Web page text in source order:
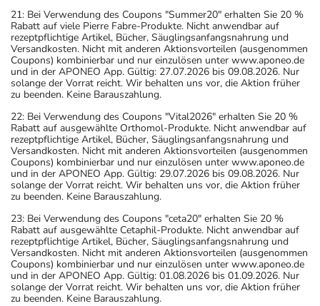
21: Bei Verwendung des Coupons "Summer20" erhalten Sie 20 %
Rabatt auf viele Pierre Fabre-Produkte. Nicht anwendbar auf
rezeptpflichtige Artikel, Bücher, Säuglingsanfangsnahrung und
Versandkosten. Nicht mit anderen Aktionsvorteilen (ausgenommen
Coupons) kombinierbar und nur einzulösen unter www.aponeo.de
und in der APONEO App. Gültig: 27.07.2026 bis 09.08.2026. Nur
solange der Vorrat reicht. Wir behalten uns vor, die Aktion früher
zu beenden. Keine Barauszahlung.
22: Bei Verwendung des Coupons "Vital2026" erhalten Sie 20 %
Rabatt auf ausgewählte Orthomol-Produkte. Nicht anwendbar auf
rezeptpflichtige Artikel, Bücher, Säuglingsanfangsnahrung und
Versandkosten. Nicht mit anderen Aktionsvorteilen (ausgenommen
Coupons) kombinierbar und nur einzulösen unter www.aponeo.de
und in der APONEO App. Gültig: 29.07.2026 bis 09.08.2026. Nur
solange der Vorrat reicht. Wir behalten uns vor, die Aktion früher
zu beenden. Keine Barauszahlung.
23: Bei Verwendung des Coupons "ceta20" erhalten Sie 20 %
Rabatt auf ausgewählte Cetaphil-Produkte. Nicht anwendbar auf
rezeptpflichtige Artikel, Bücher, Säuglingsanfangsnahrung und
Versandkosten. Nicht mit anderen Aktionsvorteilen (ausgenommen
Coupons) kombinierbar und nur einzulösen unter www.aponeo.de
und in der APONEO App. Gültig: 01.08.2026 bis 01.09.2026. Nur
solange der Vorrat reicht. Wir behalten uns vor, die Aktion früher
zu beenden. Keine Barauszahlung.